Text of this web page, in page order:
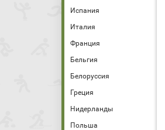
Испания
Италия
Франция
Бельгия
Белоруссия
Греция
Нидерланды
Польша